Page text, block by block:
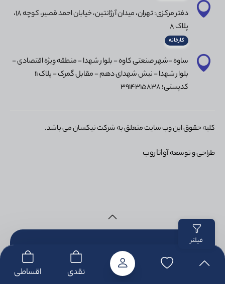
فیلتر
دفتر مرکزی: تهران، میدان آرژانتین، خیابان احمد قصیر، کوچه 18،
پلاک 8
کارخانه
ساوه -شهر صنعتی کاوه - بلوار شهدا - منطقه ویژه اقتصادی -
بلوار شهدا - نبش شهدای دهم - مقابل گمرک - پلاک 11
کدپستی؛ 3914315838
کلیه حقوق این وب سایت متعلق به شرکت نیکسان می باشد.
طراحی و توسعهآواتاروب
تماس با ما نقدی اقساطی